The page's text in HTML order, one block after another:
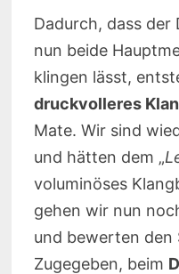
Dadurch, dass der
nun beide
klingen lässt,
druckvolleres
Mate. Wir sind
und hätten dem „
voluminöses
gehen wir nun
und bewerten den
Zugegeben, beim